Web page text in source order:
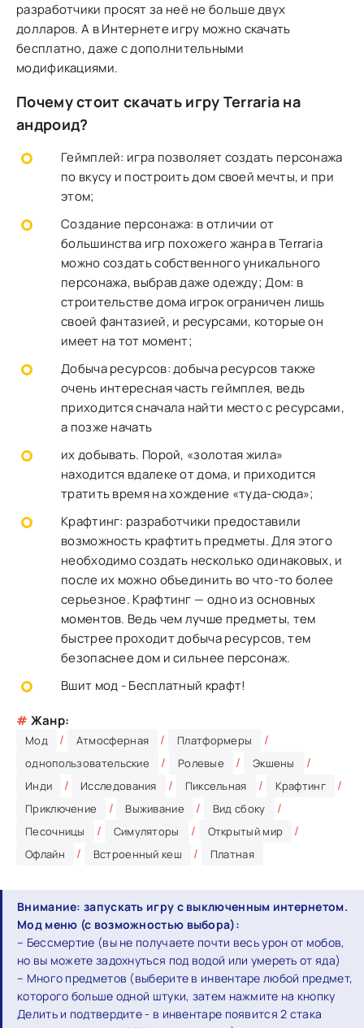
разработчики просят за неё не больше двух
долларов. А в Интернете игру можно скачать
бесплатно, даже с дополнительными
модификациями.
Почему стоит скачать игру Terraria на
андроид?
Геймплей: игра позволяет создать персонажа
по вкусу и построить дом своей мечты, и при
этом;
Создание персонажа: в отличии от
большинства игр похожего жанра в Terraria
можно создать собственного уникального
персонажа, выбрав даже одежду; Дом: в
строительстве дома игрок ограничен лишь
своей фантазией, и ресурсами, которые он
имеет на тот момент;
Добыча ресурсов: добыча ресурсов также
очень интересная часть геймплея, ведь
приходится сначала найти место с ресурсами,
а позже начать
их добывать. Порой, «золотая жила»
находится вдалеке от дома, и приходится
тратить время на хождение «туда-сюда»;
Крафтинг: разработчики предоставили
возможность крафтить предметы. Для этого
необходимо создать несколько одинаковых, и
после их можно объединить во что-то более
серьезное. Крафтинг — одно из основных
моментов. Ведь чем лучше предметы, тем
быстрее проходит добыча ресурсов, тем
безопаснее дом и сильнее персонаж.
Вшит мод - Бесплатный крафт!
# Жанр:
Мод / Атмосферная / Платформеры /
однопользовательские / Ролевые / Экшены /
Инди / Исследования / Пиксельная / Крафтинг /
Приключение / Выживание / Вид сбоку /
Песочницы / Симуляторы / Открытый мир /
Офлайн / Встроенный кеш / Платная
Внимание: запускать игру с выключенным интернетом.
Мод меню (с возможностью выбора):
– Бессмертие (вы не получаете почти весь урон от мобов,
но вы можете задохнуться под водой или умереть от яда)
– Много предметов (выберите в инвентаре любой предмет,
которого больше одной штуки, затем нажмите на кнопку
Делить и подтвердите - в инвентаре появится 2 стака